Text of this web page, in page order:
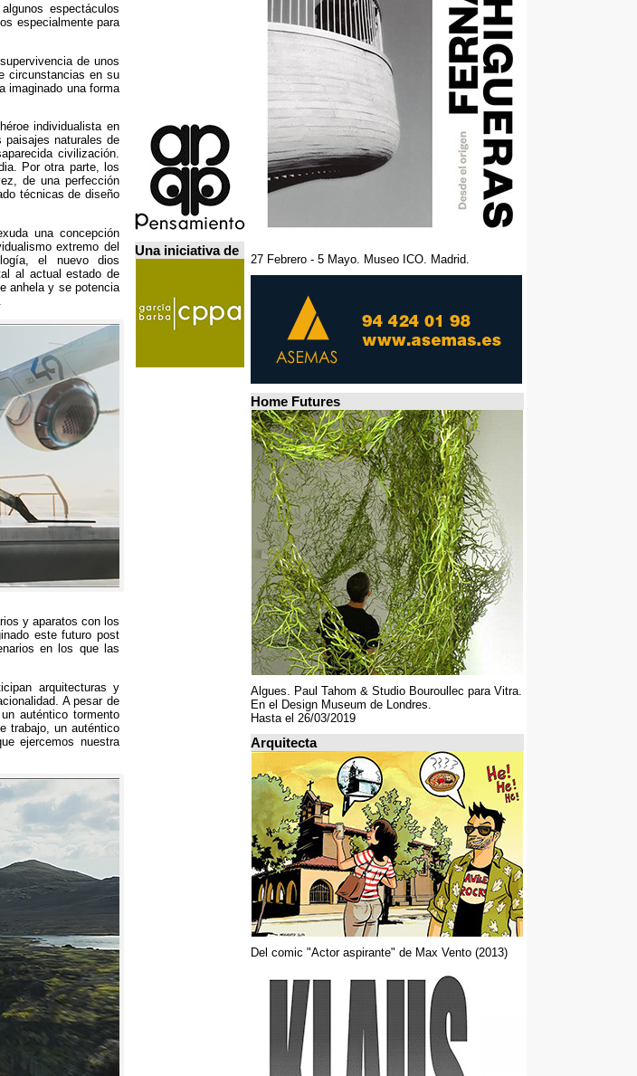
espectáculos
especialmente para
de unos
circunstancias en su
imaginado una forma
individualista en
paisajes naturales de
civilización.
Por otra parte, los
de una perfección
técnicas de diseño
una concepción
extremo del
el nuevo dios
al actual estado de
anhela y se potencia
y aparatos con los
este futuro post
en los que las
arquitecturas y
A pesar de
auténtico tormento
trabajo, un auténtico
ejercemos nuestra
Una iniciativa de
27 Febrero - 5 Mayo. Museo ICO. Madrid.
Home Futures
Algues. Paul Tahom & Studio Bouroullec para Vitra.
En el Design Museum de Londres.
Hasta el 26/03/2019
Arquitecta
Del comic "Actor aspirante" de Max Vento (2013)